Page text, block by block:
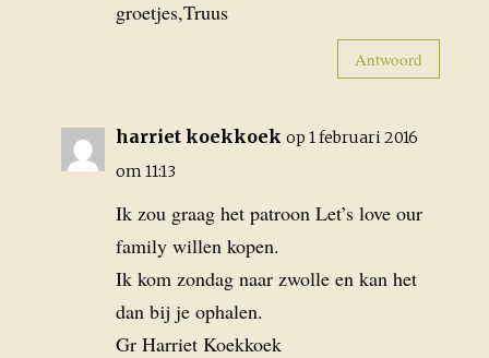
groetjes,Truus
Antwoord
harriet koekkoek op 1 februari 2016
om 11:13
Ik zou graag het patroon Let’s love our
family willen kopen.
Ik kom zondag naar zwolle en kan het
dan bij je ophalen.
Gr Harriet Koekkoek